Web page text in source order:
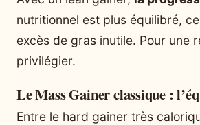
nutritionnel est plus équilibré,
excès de gras inutile. Pour une
privilégier.
Le Mass Gainer classique :
Entre le hard gainer très